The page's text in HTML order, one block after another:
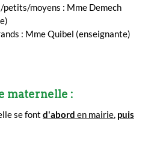
moyens : Mme Demech
: Mme Quibel (enseignante)
maternelle :
se font d'abord en mairie, puis